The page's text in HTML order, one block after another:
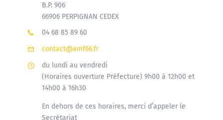
B.P. 906
66906 PERPIGNAN CEDEX
04 68 85 89 60
contact@amf66.fr
du lundi au vendredi
(Horaires ouverture Préfecture) 9h00 à 12h00 et
14h00 à 16h30
En dehors de ces horaires, merci d’appeler le
Secrétariat